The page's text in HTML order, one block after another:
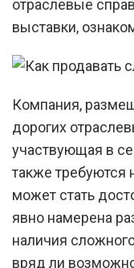
отраслевые
выставки,
Компания,
дорогих
участвующая в
также требуются
может стать
явно намерена
наличия
вряд ли